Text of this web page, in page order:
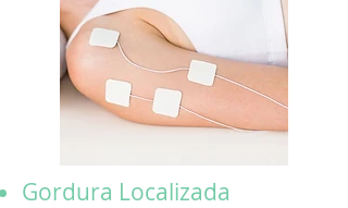
Gordura Localizada